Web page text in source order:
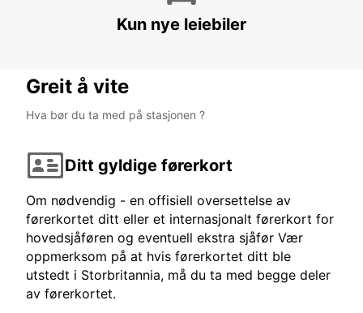
Kun nye leiebiler
Greit å vite
Hva bør du ta med på stasjonen ?
Ditt gyldige førerkort
Om nødvendig - en offisiell oversettelse av
førerkortet ditt eller et internasjonalt førerkort for
hovedsjåføren og eventuell ekstra sjåfør Vær
oppmerksom på at hvis førerkortet ditt ble
utstedt i Storbritannia, må du ta med begge deler
av førerkortet.